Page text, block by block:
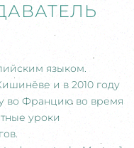
языком.
и в 2010 году
во Францию во время
уроки